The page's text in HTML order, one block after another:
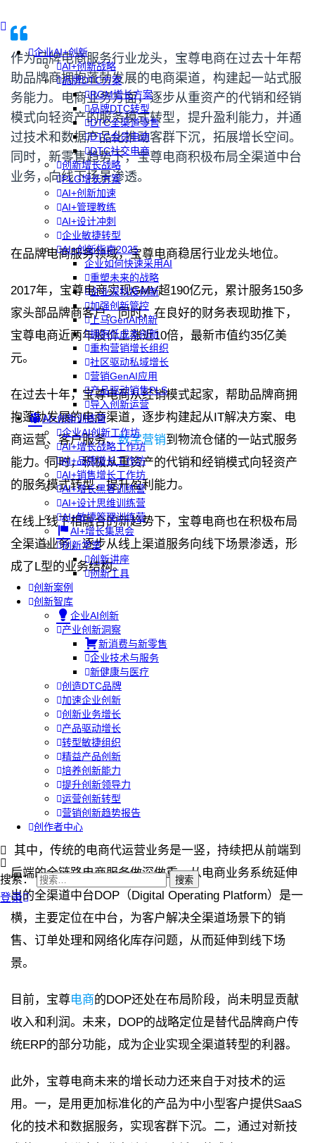
企业AI+创新
AI+创新战略
品牌DTC方案
RGM增长方案
品牌DTC转型
DTC全渠道零售
DTC会员电商
DTC社交电商
创新增长战略
PLG增长方案
AI+创新加速
AI+管理教练
AI+设计冲刺
企业敏捷转型
AI+创新指南2025
企业如何快速采用AI
重塑未来的战略
企业深科技创新
加强创新管控
上马GenAI创新
拥抱低成本创新
重构营销增长组织
社区驱动私域增长
营销GenAI应用
产品驱动销售PLS
导入创新运营
AI+创新训练营
企业AI创新工作坊
AI+增长战略工作坊
AI+品牌增长工作坊
AI+销售增长工作坊
AI+增长黑客训练营
AI+设计思维训练营
AI+敏捷管理训练营
AI+增长集思会
创新学堂
创新讲座
创新工具
创新案例
创新智库
企业AI创新
产业创新洞察
新消费与新零售
企业技术与服务
新健康与医疗
创造DTC品牌
加速企业创新
创新业务增长
产品驱动增长
转型敏捷组织
精益产品创新
培养创新能力
提升创新领导力
运营创新转型
营销创新趋势报告
创作者中心
搜索：
登录
作为品牌电商服务行业龙头，宝尊电商在过去十年帮
助品牌商拥抱蓬勃发展的电商渠道，构建起一站式服
务能力。电商业务方面，逐步从重资产的代销和经销
模式向轻资产的服务模式转型，提升盈利能力，并通
过技术和数据产品化推动客群下沉，拓展增长空间。
同时，新零售趋势下，宝尊电商积极布局全渠道中台
业务，向线下场景渗透。
在品牌电商服务领域，宝尊电商稳居行业龙头地位。
2017年，宝尊电商实现GMV超190亿元，累计服务150多
家头部品牌商客户。同时，在良好的财务表现助推下，
宝尊电商近两年股价上涨近10倍，最新市值约35亿美
元。
在过去十年，宝尊电商从经销模式起家，帮助品牌商拥
抱蓬勃发展的电商渠道，逐步构建起从IT解决方案、电
商运营、客户服务、数字营销到物流仓储的一站式服务
能力。同时，积极从重资产的代销和经销模式向轻资产
的服务模式转型，提升盈利能力。
在线上线下相融合的新趋势下，宝尊电商也在积极布局
全渠道业务，逐步从线上渠道服务向线下场景渗透，形
成了L型的业务结构。
其中，传统的电商代运营业务是一竖，持续把从前端到
后端的全链路电商服务做深做重。从电商业务系统延伸
出的全渠道中台DOP（Digital Operating Platform）是一
横，主要定位在中台，为客户解决全渠道场景下的销
售、订单处理和网络化库存问题，从而延伸到线下场
景。
目前，宝尊电商的DOP还处在布局阶段，尚未明显贡献
收入和利润。未来，DOP的战略定位是替代品牌商户传
统ERP的部分功能，成为企业实现全渠道转型的利器。
此外，宝尊电商未来的增长动力还来自于对技术的运
用。一，是用更加标准化的产品为中小型客户提供SaaS
化的技术和数据服务，实现客群下沉。二，通过对新技